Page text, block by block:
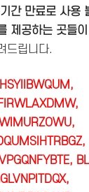
간 만료로 사용
제공하는 곳들
드립니다.